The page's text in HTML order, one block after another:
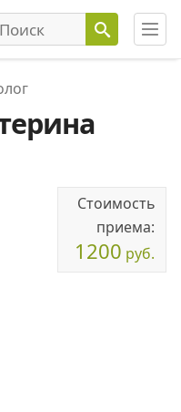
Стоимость
приема:
1200 руб.